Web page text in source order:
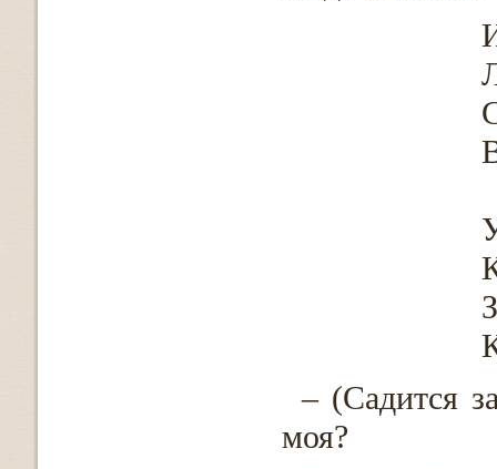
– (Садится
моя?